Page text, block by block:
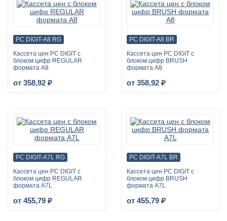
PC DIGIT-A8 RG
Кассета цен PC DIGIT с
блоком цифр REGULAR
формата A8
от 358,92 ₽
PC DIGIT-A8 BR
Кассета цен PC DIGIT с
блоком цифр BRUSH
формата A8
от 358,92 ₽
PC DIGIT-A7L RG
Кассета цен PC DIGIT с
блоком цифр REGULAR
формата A7L
от 455,79 ₽
PC DIGIT-A7L BR
Кассета цен PC DIGIT с
блоком цифр BRUSH
формата A7L
от 455,79 ₽